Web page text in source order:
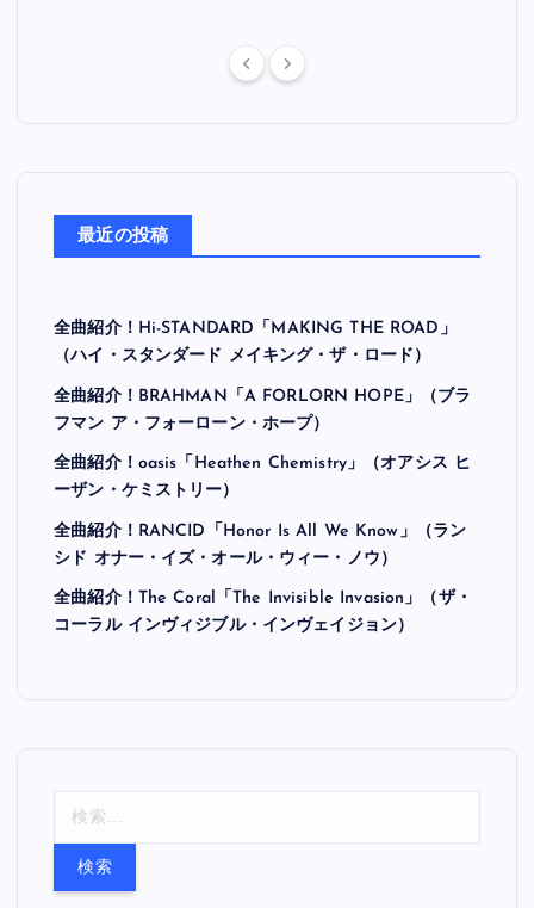
最近の投稿
全曲紹介！Hi-STANDARD「MAKING THE ROAD」
（ハイ・スタンダード メイキング・ザ・ロード）
全曲紹介！BRAHMAN「A FORLORN HOPE」（ブラ
フマン ア・フォーローン・ホープ）
全曲紹介！oasis「Heathen Chemistry」（オアシス ヒ
ーザン・ケミストリー）
全曲紹介！RANCID「Honor Is All We Know」（ラン
シド オナー・イズ・オール・ウィー・ノウ）
全曲紹介！The Coral「The Invisible Invasion」（ザ・
コーラル インヴィジブル・インヴェイジョン）